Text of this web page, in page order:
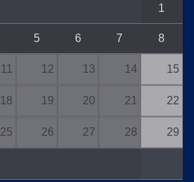
1
5 6 7 8
11 12 13 14 15
18 19 20 21 22
25 26 27 28 29